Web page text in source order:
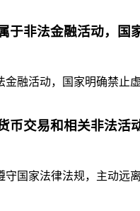
于非法金融活动，国
融活动，国家明确禁
币交易和相关非法
国家法律法规，主动